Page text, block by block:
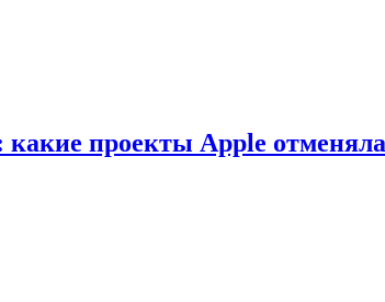
какие проекты Apple